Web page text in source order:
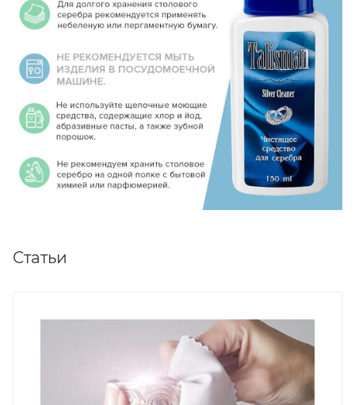
Статьи